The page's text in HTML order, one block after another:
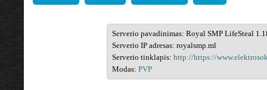
Serverio pavadinimas: Royal SMP LifeSteal
Serverio IP adresas: royalsmp.ml
Serverio tinklapis: http://https://
Modas: PVP